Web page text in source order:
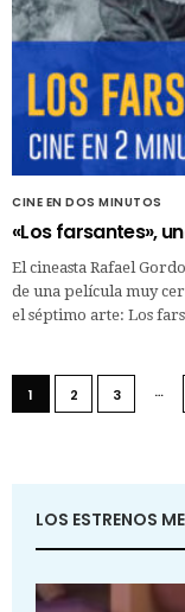
CINE EN DOS MINUTOS
«Los farsantes»,
El cineasta Rafael
de una película muy
el séptimo arte: Los
1 2 3 …
LOS ESTRENOS